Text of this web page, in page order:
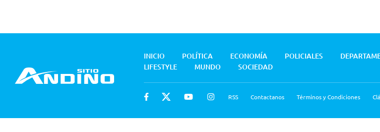
INICIO POLÍTICA ECONOMÍA POLICIALES
LIFESTYLE
MUNDO SOCIEDAD
RSS Contactanos Términos y Condiciones